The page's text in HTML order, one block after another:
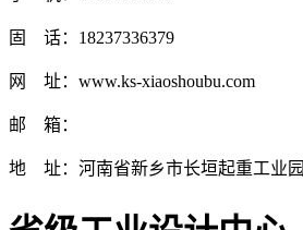
固 话：18237336379
网 址：www.ks-xiaoshoubu.com
邮 箱：
地 址：河南省新乡市长垣起重工业园